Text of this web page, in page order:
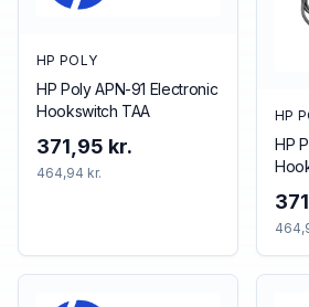
HP POLY
HP Poly APN-91 Electronic
Hookswitch TAA
371,95 kr.
464,94 kr.
HP
HP